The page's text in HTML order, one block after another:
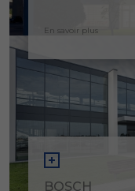
En savoir plus
BOSCH